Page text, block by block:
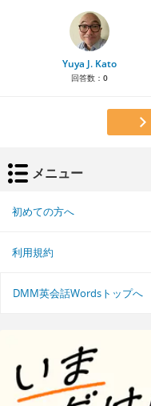
Yuya J. Kato
回答数： 0
メニュー
初めての方へ
利用規約
DMM英会話Wordsトップへ